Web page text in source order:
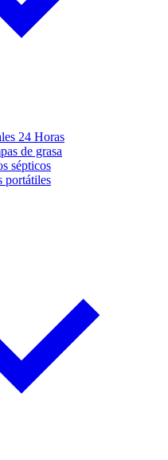
24 Horas
de grasa
sépticos
portátiles